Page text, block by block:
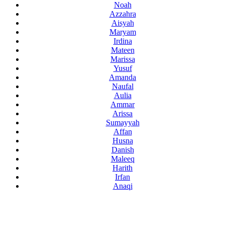
Noah
Azzahra
Aisyah
Maryam
Irdina
Mateen
Marissa
Yusuf
Amanda
Naufal
Aulia
Ammar
Arissa
Sumayyah
Affan
Husna
Danish
Maleeq
Harith
Irfan
Anaqi